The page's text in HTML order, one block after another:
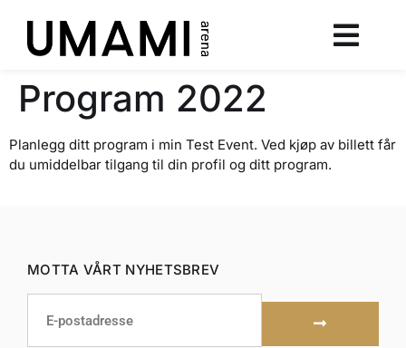
Program 2022
Planlegg ditt program i min Test Event. Ved kjøp av billett får
du umiddelbar tilgang til din profil og ditt program.
MOTTA VÅRT NYHETSBREV